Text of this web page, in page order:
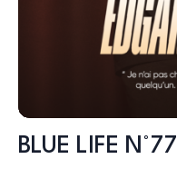
BLUE LIFE N°77